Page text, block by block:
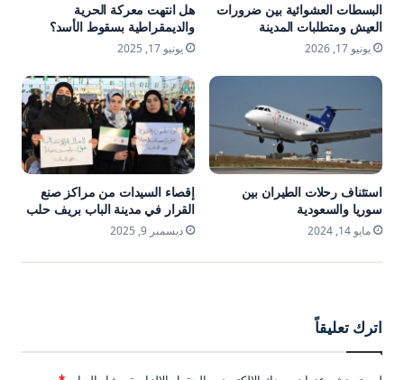
البسطات العشوائية بين ضرورات
العيش ومتطلبات المدينة
يونيو 17, 2026
هل انتهت معركة الحرية
والديمقراطية بسقوط الأسد؟
يونيو 17, 2025
استئناف رحلات الطيران بين
سوريا والسعودية
مايو 14, 2024
إقصاء السيدات من مراكز صنع
القرار في مدينة الباب بريف حلب
ديسمبر 9, 2025
اترك تعليقاً